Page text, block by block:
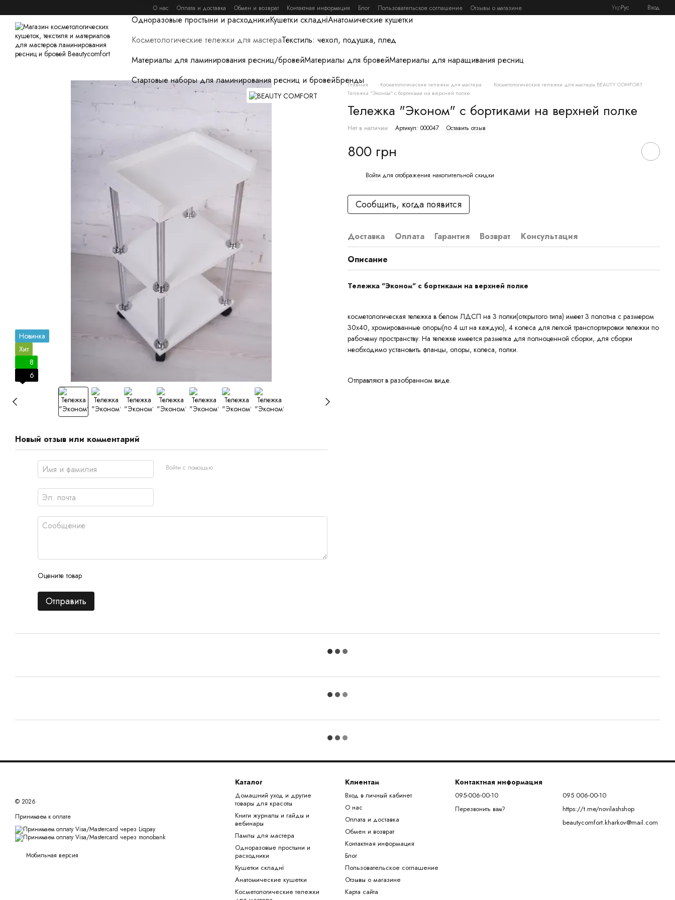
О нас Оплата и доставка Обмен и возврат Контактная информация Блог Пользовательское соглашение Отзывы о магазине УкрРус Вход
Одноразовые простыни и расходникиКушетки складніАнатомические кушетки
Косметологические тележки для мастераТекстиль: чехол, подушка, плед
Материалы для ламинирования ресниц/бровейМатериалы для бровейМатериалы для наращивания ресниц
Стартовые наборы для ламинирования ресниц и бровейБренды
Новинка
Хит
8
6
Новый отзыв или комментарий
Войти с помощью
Оцените товар
Отправить
Главная Косметологические тележки для мастера
Косметологические тележки для мастера BEAUTY COMFORT
Тележка "Эконом" с бортиками на верхней полке
Тележка "Эконом" с бортиками на верхней полке
Нет в наличии Артикул: 000047 Оставить отзыв
800 грн
Войти для отображения накопительной скидки
Сообщить, когда появится
Доставка Оплата Гарантия Возврат
Консультация
Описание
Тележка "Эконом" с бортиками на верхней полке
косметологическая тележка в белом ЛДСП на 3 полки(открытого типа) имеет 3 полотна с размером
30х40, хромированные опоры(по 4 шт на каждую), 4 колеса для легкой транспортировки тележки по
рабочему пространству. На тележке имеется разметка для полноценной сборки, для сборки
необходимо установить фланцы, опоры, колеса, полки.
Отправляют в разобранном виде.
© 2026
Принимаем к оплате
Мобильная версия
Каталог
Домашний уход и другие
товары для красоты
Книги журналы и гайды и
вебинары
Лампы для мастера
Одноразовые простыни и
расходники
Кушетки складні
Анатомические кушетки
Косметологические тележки
Клиентам
Вход в личный кабинет
О нас
Оплата и доставка
Обмен и возврат
Контактная информация
Блог
Пользовательское соглашение
Отзывы о магазине
Карта сайта
Контактная информация
095-006-00-10
Перезвонить вам?
095 006-00-10
https://t.me/novilashshop
beautycomfort.kharkov@mail.com